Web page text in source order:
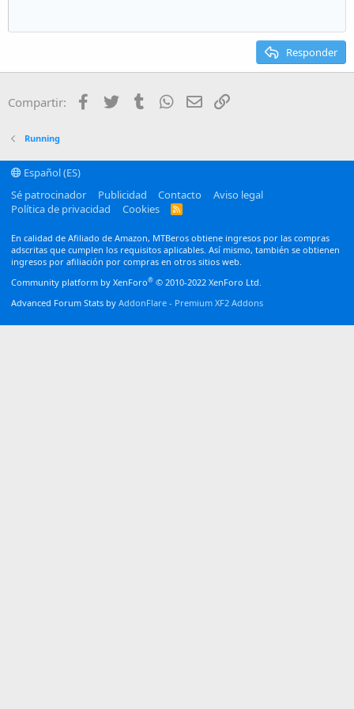
Trebuchet MS
Heading 2
Responder
Compartir: Facebook
Twitter TumblrWhatsApp
Email
Running
Español (ES)
Sé patrocinador
Publicidad Contacto
Aviso legal
Política de privacidad
Cookies
R
S
En calidad de Afiliado de Amazon, MTBeros obtiene ingresos por las compras
adscritas que cumplen los requisitos aplicables. Así mismo, también se obtienen
ingresos por afiliación por compras en otros sitios web.
Community platform by XenForo® © 2010-2022 XenForo Ltd.
Advanced Forum Stats by AddonFlare - Premium XF2 Addons